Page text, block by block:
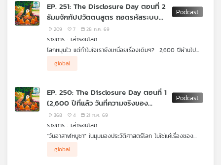
บทความ
กิจกรรม
ด้วย?
(Civilizational DNA) ที่หล่อหลอมวิธีคิด ค่านิยม ระบบกฎหมาย
ยุทธศาสตร์ทางทะเล ตลอดจนพฤติกรรมทางการเมืองระหว่าง
ประเทศของโลกตะวันตกมานานกว่า 28 ศตวรรษ!
Order)? ทำไมสิทธิทางทะเลและการคุมช่องแคบทางยุทธศาสตร์ถึง
กลายเป็นเรื่องที่เขายอมหักไม่ยอมงอ? คำตอบของคำถามยุคปัจจุบัน
เหล่านี้ ถูกซ่อนไว้อย่างแนบเนียนในมหากาพย์ของโฮเมอร์
EP. 251: The Disclosure Day ตอนที่ 2
ธัมมจักกัปปวัตตนสูตร ถอดรหัสระบบ
ปฏิบัติการดับทุกข์
209 7 28 ก.ค. 69
รายการ : เล่ารอบโลก
โลกหมุนไว แต่ทำไมใจเรายังเหนื่อยเรื่องเดิมๆ? 2,600 ปีผ่านไป
ปวด เครียด และตกหลุมพรางความทุกข์แบบเดียวกับคนยุคโบราณ?
ที่ไม่ได้อัปเดต!
.
ในวันอาสาฬหบูชา พระพุทธเจ้าไม่ได้แค่แสดงธรรม แต่ทรงมอบ
"เครื่องมือถอดรหัสจิตวิทยาและเบรกมือทางจิตวิญญาณ" ที่จะ
เปลี่ยนคุณจาก "เหยื่อของสถานการณ์" ให้กลายเป็น "ผู้ควบคุมชีวิต
ตนเอง"
global
EP. 250: The Disclosure Day ตอนที่ 1
(2,600 ปีที่แล้ว วันที่ความจริงของ
ธรรมชาติถูกถอดรหัสเป็นครั้งแรก)
368 4 21 ก.ค. 69
รายการ : เล่ารอบโลก
"วันอาสาฬหบูชา" ในมุมมองประวัติศาสตร์โลก ไม่ใช่แค่เรื่องของ
global